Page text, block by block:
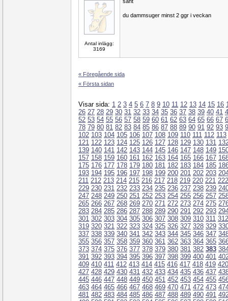
Antal inlägg:
3169
du dammsuger minst 2 ggr i veckan
« Föregående sida
« Första sidan
Visar sida: 1 2 3 4 5 6 7 8 9 10 11 12 13 14 15 16
26 27 28 29 30 31 32 33 34 35 36 37 38 39 40 41
52 53 54 55 56 57 58 59 60 61 62 63 64 65 66 67
78 79 80 81 82 83 84 85 86 87 88 89 90 91 92 93
102 103 104 105 106 107 108 109 110 111 112 113
121 122 123 124 125 126 127 128 129 130 131
139 140 141 142 143 144 145 146 147 148 149
157 158 159 160 161 162 163 164 165 166 167
175 176 177 178 179 180 181 182 183 184 185
193 194 195 196 197 198 199 200 201 202 203
211 212 213 214 215 216 217 218 219 220 221 222
229 230 231 232 233 234 235 236 237 238 239
247 248 249 250 251 252 253 254 255 256 257
265 266 267 268 269 270 271 272 273 274 275
283 284 285 286 287 288 289 290 291 292 293
301 302 303 304 305 306 307 308 309 310 311 312
319 320 321 322 323 324 325 326 327 328 329
337 338 339 340 341 342 343 344 345 346 347
355 356 357 358 359 360 361 362 363 364 365
373 374 375 376 377 378 379 380 381 382 383
391 392 393 394 395 396 397 398 399 400 401
409 410 411 412 413 414 415 416 417 418 419 420
427 428 429 430 431 432 433 434 435 436 437
445 446 447 448 449 450 451 452 453 454 455
463 464 465 466 467 468 469 470 471 472 473
481 482 483 484 485 486 487 488 489 490 491